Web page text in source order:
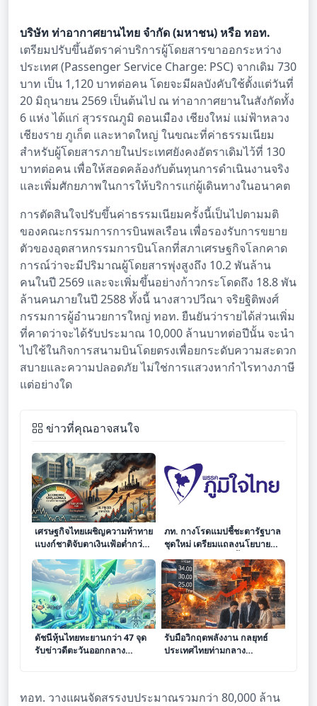
บริษัท ท่าอากาศยานไทย จำกัด (มหาชน) หรือ ทอท.
เตรียมปรับขึ้นอัตราค่าบริการผู้โดยสารขาออกระหว่าง
ประเทศ (Passenger Service Charge: PSC) จากเดิม 730
บาท เป็น 1,120 บาทต่อคน โดยจะมีผลบังคับใช้ตั้งแต่วันที่
20 มิถุนายน 2569 เป็นต้นไป ณ ท่าอากาศยานในสังกัดทั้ง
6 แห่ง ได้แก่ สุวรรณภูมิ ดอนเมือง เชียงใหม่ แม่ฟ้าหลวง
เชียงราย ภูเก็ต และหาดใหญ่ ในขณะที่ค่าธรรมเนียม
สำหรับผู้โดยสารภายในประเทศยังคงอัตราเดิมไว้ที่ 130
บาทต่อคน เพื่อให้สอดคล้องกับต้นทุนการดำเนินงานจริง
และเพิ่มศักยภาพในการให้บริการแก่ผู้เดินทางในอนาคต
การตัดสินใจปรับขึ้นค่าธรรมเนียมครั้งนี้เป็นไปตามมติ
ของคณะกรรมการการบินพลเรือน เพื่อรองรับการขยาย
ตัวของอุตสาหกรรมการบินโลกที่สภาเศรษฐกิจโลกคาด
การณ์ว่าจะมีปริมาณผู้โดยสารพุ่งสูงถึง 10.2 พันล้าน
คนในปี 2569 และจะเพิ่มขึ้นอย่างก้าวกระโดดถึง 18.8 พัน
ล้านคนภายในปี 2588 ทั้งนี้ นางสาวปวีณา จริยฐิติพงศ์
กรรมการผู้อำนวยการใหญ่ ทอท. ยืนยันว่ารายได้ส่วนเพิ่ม
ที่คาดว่าจะได้รับประมาณ 10,000 ล้านบาทต่อปีนั้น จะนำ
ไปใช้ในกิจการสนามบินโดยตรงเพื่อยกระดับความสะดวก
สบายและความปลอดภัย ไม่ใช่การแสวงหากำไรทางภาษี
แต่อย่างใด
ข่าวที่คุณอาจสนใจ
เศรษฐกิจไทยเผชิญความท้าทาย
แบงก์ชาติจับตาเงินเฟ้อต่ำกว่า
เป้า ขณะนักเศรษฐศาสตร์เตือน
เสี่ยง Stagflation
ภท. กางโรดแมปชี้ชะตารัฐบาล
ชุดใหม่ เตรียมแถลงนโยบายกู้
เศรษฐกิจ-ฝ่าวิกฤตน้ำมันใน 1 ปี
ดัชนีหุ้นไทยทะยานกว่า 47 จุด
รับข่าวดีตะวันออกกลาง
รับมือวิกฤตพลังงาน กลยุทธ์
ประเทศไทยท่ามกลาง
ทอท. วางแผนจัดสรรงบประมาณรวมกว่า 80,000 ล้าน